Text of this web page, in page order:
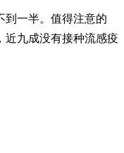
到一半。值得注意的
近九成没有接种流感疫